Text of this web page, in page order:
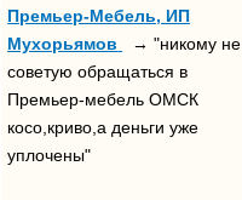
Премьер-Мебель, ИП
Мухорьямов
→ "никому не
советую обращаться в
Премьер-мебель ОМСК
косо,криво,а деньги уже
уплочены"